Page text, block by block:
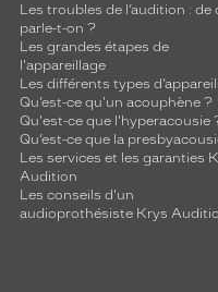
Les troubles de l’audition : de
parle-t-on ?
Les grandes étapes de
l'appareillage
Les différents types
Qu’est-ce qu'un acouphène ?
Qu'est-ce que l'hyperacousie
Qu’est-ce que la
Les services et les garanties
Audition
Les conseils d'un
audioprothésiste Krys